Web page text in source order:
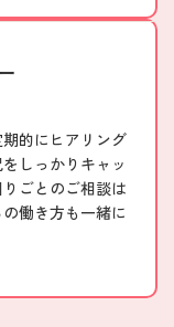
的にヒアリング
しっかりキャッ
ごとのご相談は
働き方も一緒に